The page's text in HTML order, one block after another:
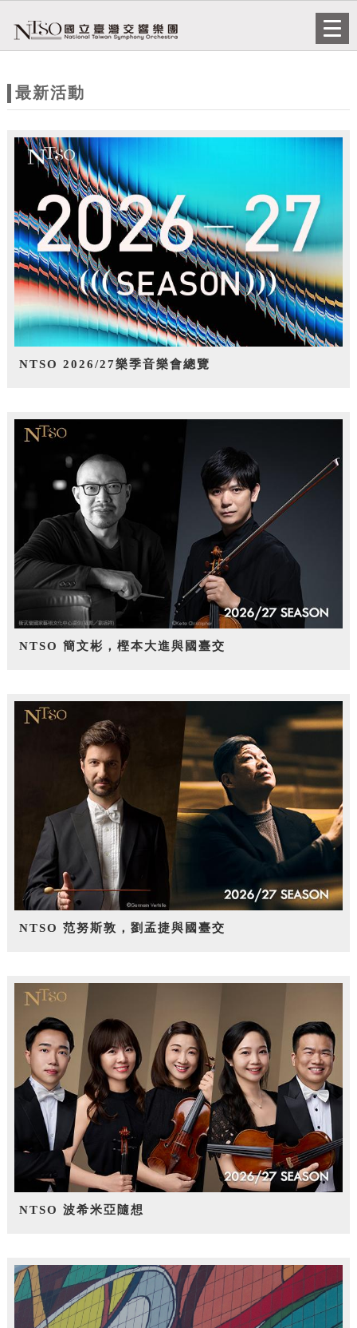
站
題
最新活動
NTSO 2026/27樂季音樂會總覽
NTSO 簡文彬，樫本大進與國臺交
NTSO 范努斯敦，劉孟捷與國臺交
NTSO 波希米亞隨想